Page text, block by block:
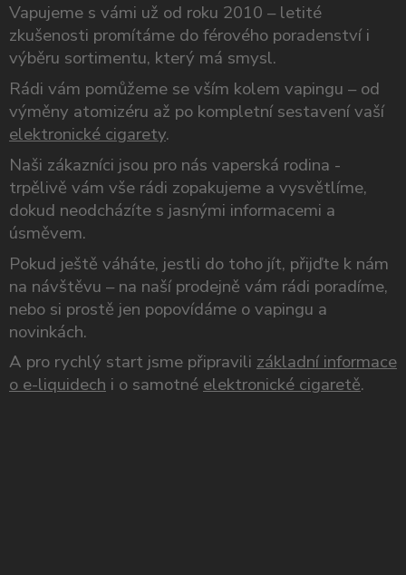
Vapujeme s vámi už od roku 2010 – letité
zkušenosti promítáme do férového poradenství i
výběru sortimentu, který má smysl.
Rádi vám pomůžeme se vším kolem vapingu – od
výměny atomizéru až po kompletní sestavení vaší
elektronické cigarety.
Naši zákazníci jsou pro nás vaperská rodina -
trpělivě vám vše rádi zopakujeme a vysvětlíme,
dokud neodcházíte s jasnými informacemi a
úsměvem.
Pokud ještě váháte, jestli do toho jít, přijďte k nám
na návštěvu – na naší prodejně vám rádi poradíme,
nebo si prostě jen popovídáme o vapingu a
novinkách.
A pro rychlý start jsme připravili základní informace
o e-liquidech i o samotnéelektronické cigaretě.